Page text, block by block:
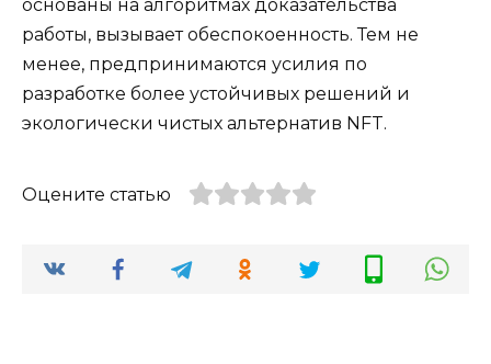
основаны на алгоритмах доказательства
работы, вызывает обеспокоенность. Тем не
менее, предпринимаются усилия по
разработке более устойчивых решений и
экологически чистых альтернатив NFT.
Оцените статью